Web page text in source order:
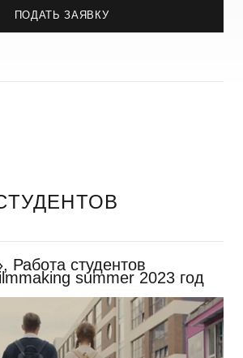
ПОДАТЬ ЗАЯВКУ
Работа студентов
summer 2023 год